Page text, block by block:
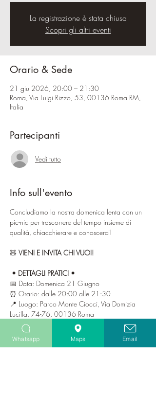
La registrazione è stata chiusa
Scopri gli altri eventi
Orario & Sede
21 giu 2026, 20:00 – 21:30
Roma, Via Luigi Rizzo, 53, 00136 Roma RM,
Italia
Partecipanti
Vedi tutto
Info sull'evento
Concludiamo la nostra domenica lenta con un
pic-nic per trascorrere del tempo insieme di
qualità, chiacchierare e conoscerci!
🧸 VIENI E INVITA CHI VUOI!
• DETTAGLI PRATICI •
📅 Data: Domenica 21 Giugno
⏰ Orario: dalle 20:00 alle 21:30
📍 Luogo: Parco Monte Ciocci, Via Domizia
Lucilla, 74-76, 00136 Roma
Mostra di più
Whatsapp Maps Email